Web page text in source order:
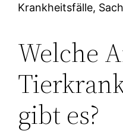
Krankheitsfälle,
Welche
gibt es?